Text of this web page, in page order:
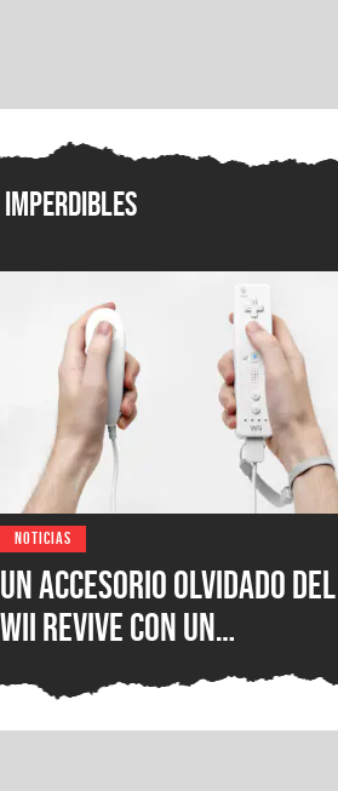
Imperdibles
NOTICIAS
Un accesorio olvidado del
Wii revive con un
inesperado uso que está
sorprendiendo a creadores